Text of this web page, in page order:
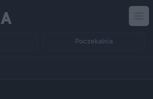
Poczekalnia